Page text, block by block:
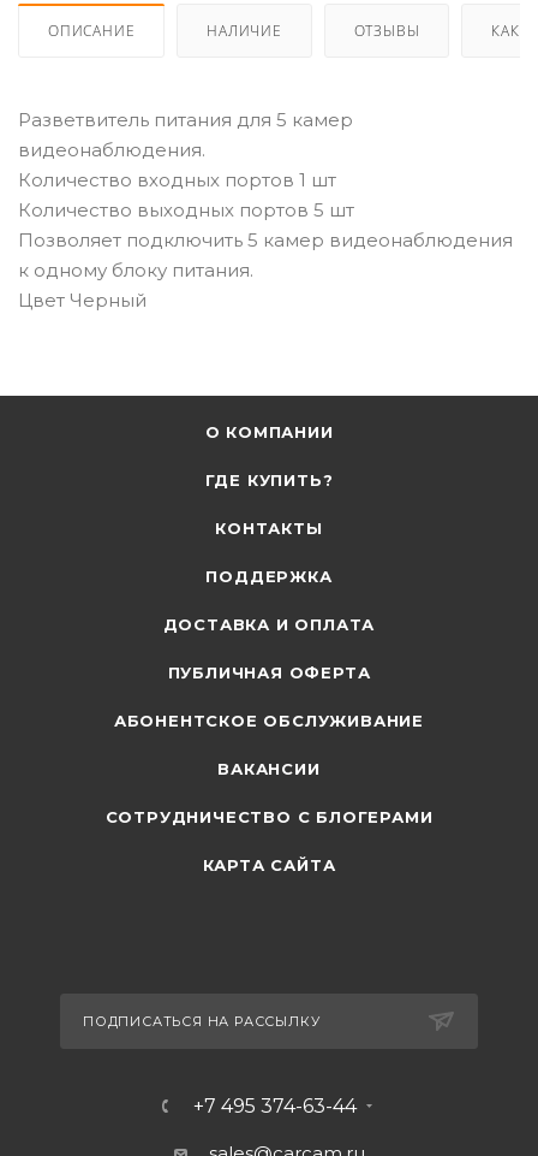
ОПИСАНИЕ НАЛИЧИЕ ОТЗЫВЫ КАК
Разветвитель питания для 5 камер
видеонаблюдения.
Количество входных портов 1 шт
Количество выходных портов 5 шт
Позволяет подключить 5 камер видеонаблюдения
к одному блоку питания.
Цвет Черный
О КОМПАНИИ
ГДЕ КУПИТЬ?
КОНТАКТЫ
ПОДДЕРЖКА
ДОСТАВКА И ОПЛАТА
ПУБЛИЧНАЯ ОФЕРТА
АБОНЕНТСКОЕ ОБСЛУЖИВАНИЕ
ВАКАНСИИ
СОТРУДНИЧЕСТВО С БЛОГЕРАМИ
КАРТА САЙТА
ПОДПИСАТЬСЯ НА РАССЫЛКУ
+7 495 374-63-44